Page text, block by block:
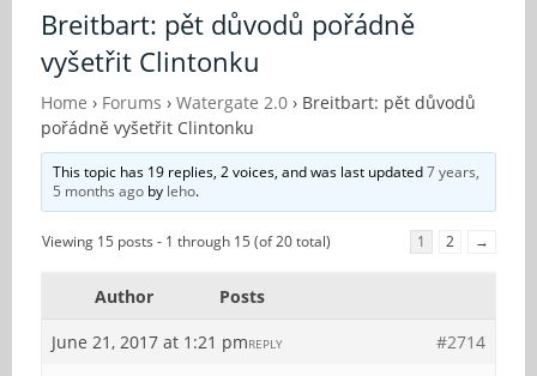
Fórum
O Nezvědavci
Kontakt
Breitbart: pět důvodů pořádně
vyšetřit Clintonku
Home › Forums › Watergate 2.0 › Breitbart: pět důvodů
pořádně vyšetřit Clintonku
This topic has 19 replies, 2 voices, and was last updated7 years,
5 months ago by leho.
Viewing 15 posts - 1 through 15 (of 20 total) 1 2 →
Author
Posts
June 21, 2017 at 1:21 pm
#2714
REPLY